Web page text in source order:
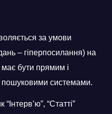
за умови
– гіперпосилання) на
має бути прямим і
пошуковими системами.
“Статті”